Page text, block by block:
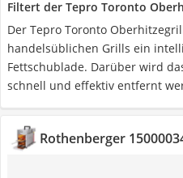
Filtert der Tepro Toronto
Der Tepro Toronto
handelsüblichen Grills ein
Fettschublade. Darüber wird
schnell und effektiv entfernt
Rothenberger